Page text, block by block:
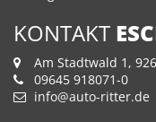
KONTAKT
Am Stadtwald 1,
09645 918071-0
info@auto-ritter.de